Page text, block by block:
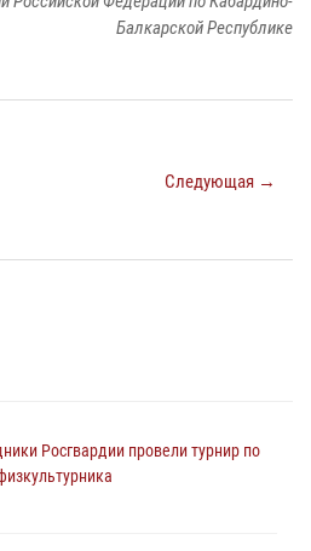
Балкарской Республике
Следующая →
Росгвардии провели турнир по